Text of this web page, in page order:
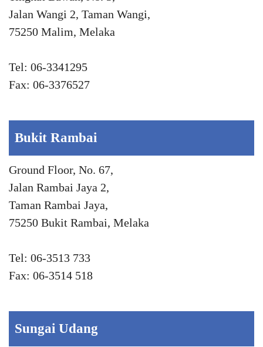
Jalan Wangi 2, Taman Wangi,
75250 Malim, Melaka
Tel: 06-3341295
Fax: 06-3376527
Bukit Rambai
Ground Floor, No. 67,
Jalan Rambai Jaya 2,
Taman Rambai Jaya,
75250 Bukit Rambai, Melaka
Tel: 06-3513 733
Fax: 06-3514 518
Sungai Udang